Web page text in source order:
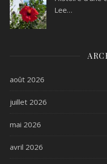
Lee…
août 2026
juillet 2026
mai 2026
avril 2026